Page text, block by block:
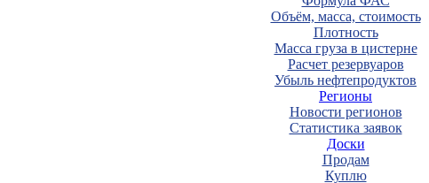
Объём, масса, стоимость
Плотность
Масса груза в цистерне
Расчет резервуаров
Убыль нефтепродуктов
Регионы
Новости регионов
Статистика заявок
Доски
Продам
Куплю